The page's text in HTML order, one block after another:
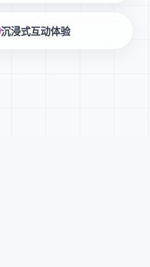
沉浸式互动体验